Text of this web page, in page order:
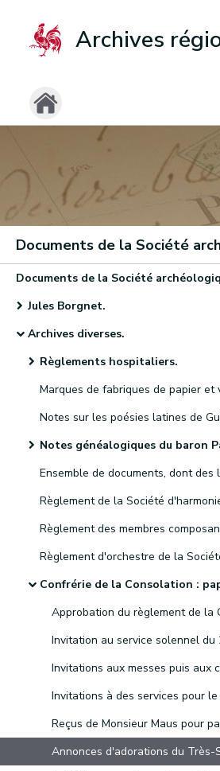
Archives
Documents de la Société
Jules Borgnet.
Archives diverses.
Règlements hospitaliers.
Marques de fabriques de papier et
Notes généalogiques du baron Paul Misson (1839-1891). Ces dossiers concernent principalement les familles
Règlement de la Société
Règlement d'orchestre de la
Confrérie de la Consolation :